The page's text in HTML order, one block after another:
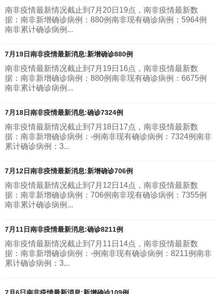
南非疫情最新情况截止到7月20日19点，南非疫情最新数
据：南非新增确诊病例：880例南非现有确诊病例：5964例
南非累计确诊病例...
7月19日南非疫情最新消息:新增确诊880例
南非疫情最新情况截止到7月19日16点，南非疫情最新数
据：南非新增确诊病例：880例南非现有确诊病例：6675例
南非累计确诊病例...
7月18日南非疫情最新消息:确诊7324例
南非疫情最新情况截止到7月18日17点，南非疫情最新数
据：南非新增确诊病例：-例南非现有确诊病例：7324例南非
累计确诊病例：3...
7月12日南非疫情最新消息:新增确诊706例
南非疫情最新情况截止到7月12日14点，南非疫情最新数
据：南非新增确诊病例：706例南非现有确诊病例：7355例
南非累计确诊病例...
7月11日南非疫情最新消息:确诊8211例
南非疫情最新情况截止到7月11日14点，南非疫情最新数
据：南非新增确诊病例：-例南非现有确诊病例：8211例南非
累计确诊病例：3...